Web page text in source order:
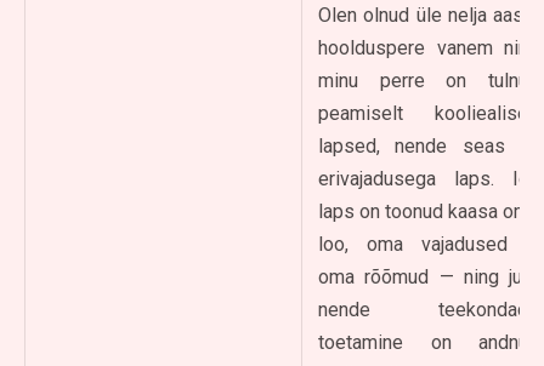
Olen olnud üle nelja aasta
hoolduspere vanem ning
minu perre on tulnud
peamiselt kooliealised
lapsed, nende seas ka
erivajadusega laps. Iga
laps on toonud kaasa oma
loo, oma vajadused ja
oma rõõmud — ning just
nende teekondade
toetamine on andnud